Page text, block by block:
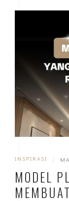
INSPIRASI |
MODEL